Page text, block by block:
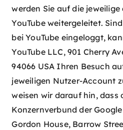
werden Sie auf die jeweilige
YouTube weitergeleitet.
bei YouTube eingeloggt,
YouTube LLC, 901 Cherry
94066 USA Ihren Besuch
jeweiligen Nutzer-Account
weisen wir darauf hin, dass
Konzernverbund der
Gordon House, Barrow